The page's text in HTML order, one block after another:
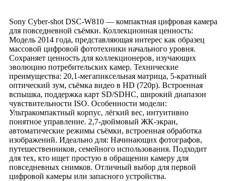
Sony Cyber‑shot DSC‑W810 — компактная цифровая камера
для повседневной съёмки. Коллекционная ценность:
Модель 2014 года, представляющая интерес как образец
массовой цифровой фототехники начального уровня.
Сохраняет ценность для коллекционеров, изучающих
эволюцию потребительских камер. Технические
преимущества: 20,1‑мегапиксельная матрица, 5‑кратный
оптический зум, съёмка видео в HD (720p). Встроенная
вспышка, поддержка карт SD/SDHC, широкий диапазон
чувствительности ISO. Особенности модели:
Ультракомпактный корпус, лёгкий вес, интуитивно
понятное управление. 2,7‑дюймовый ЖК‑экран,
автоматические режимы съёмки, встроенная обработка
изображений. Идеально для: Начинающих фотографов,
путешественников, семейного использования. Подходит
для тех, кто ищет простую в обращении камеру для
повседневных снимков. Отличный выбор для первой
цифровой камеры или запасного устройства.